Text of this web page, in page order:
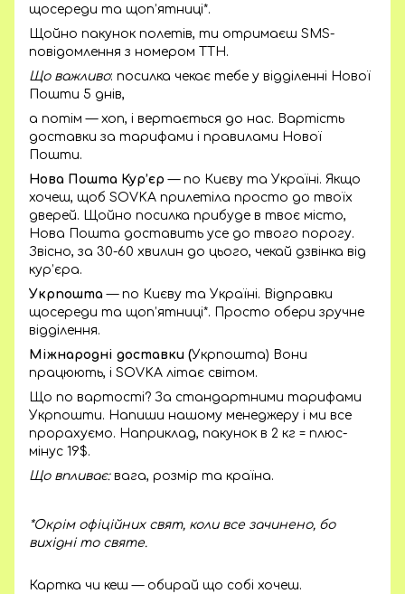
щосереди та щоп’ятниці*.
Щойно пакунок полетів, ти отримаєш SMS-
повідомлення з номером ТТН.
Що важливо: посилка чекає тебе у відділенні Нової
Пошти 5 днів,
а потім — хоп, і вертається до нас. Вартість
доставки за тарифами і правилами Нової
Пошти.
Нова Пошта Кур’єр — по Києву та Україні. Якщо
хочеш, щоб SOVKA прилетіла просто до твоїх
дверей. Щойно посилка прибуде в твоє місто,
Нова Пошта доставить усе до твого порогу.
Звісно, за 30-60 хвилин до цього, чекай дзвінка від
кур’єра.
Укрпошта— по Києву та Україні. Відправки
щосереди та щоп’ятниці*. Просто обери зручне
відділення.
Міжнародні доставки (Укрпошта) Вони
працюють, і SOVKA літає світом.
Що по вартості? За стандартними тарифами
Укрпошти. Напиши нашому менеджеру і ми все
прорахуємо. Наприклад, пакунок в 2 кг = плюс-
мінус 19$.
Що впливає:вага, розмір та країна.
*Окрім офіційних свят, коли все зачинено, бо
вихідні то святе.
Картка чи кеш — обирай що собі хочеш.